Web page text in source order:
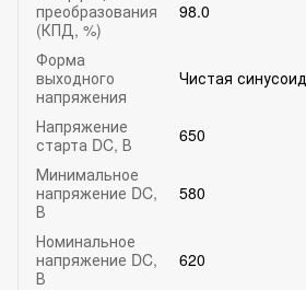
преобразования
(КПД, %)
98.0
Форма
выходного
напряжения
Чистая
Напряжение
старта DC, В
650
Минимальное
напряжение DC,
В
580
Номинальное
напряжение DC,
В
620